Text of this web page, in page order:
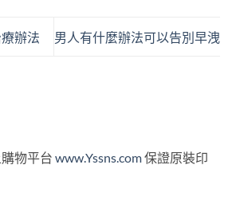
辦法 男人有什麼辦法可以告別早洩
物平台 www.Yssns.com保證原裝印